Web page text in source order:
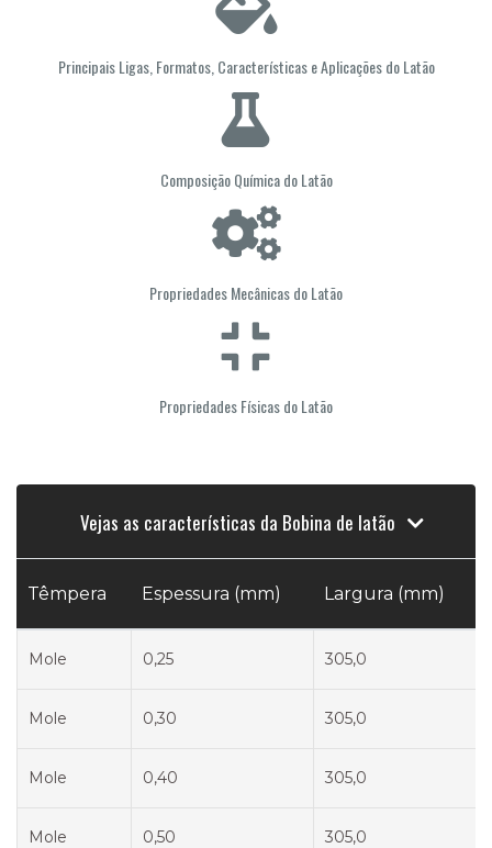
Principais Ligas, Formatos, Características e Aplicações do Latão
Composição Química do Latão
Propriedades Mecânicas do Latão
Propriedades Físicas do Latão
Vejas as características da Bobina de latão
Têmpera Espessura (mm) Largura (mm)
Mole 0,25 305,0
Mole 0,30 305,0
Mole 0,40 305,0
Mole 0,50 305,0